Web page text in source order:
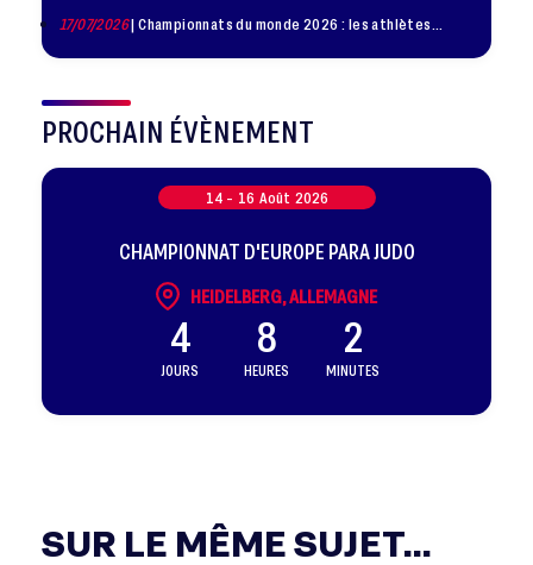
17/07/2026| Championnats du monde 2026 : les athlètes
PROCHAIN ÉVÈNEMENT
14 - 16 Août 2026
CHAMPIONNAT D'EUROPE PARA JUDO
HEIDELBERG, ALLEMAGNE
4
JOURS
8
HEURES
2
MINUTES
SUR LE MÊME SUJET...